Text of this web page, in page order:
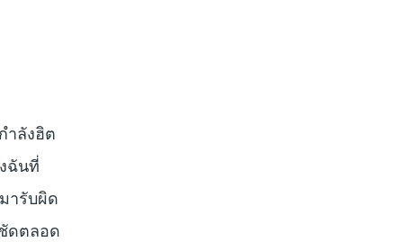
ำลังฮิต
ฉันที่
ารับผิด
ดตลอด